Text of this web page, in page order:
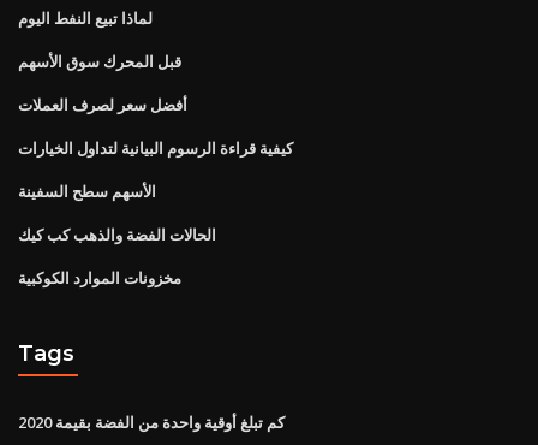
لماذا تبيع النفط اليوم
قبل المحرك سوق الأسهم
أفضل سعر لصرف العملات
كيفية قراءة الرسوم البيانية لتداول الخيارات
الأسهم سطح السفينة
الحالات الفضة والذهب كب كيك
مخزونات الموارد الكوكبية
Tags
كم تبلغ أوقية واحدة من الفضة بقيمة 2020